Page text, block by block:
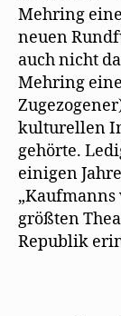
Mehring
neuen
auch nicht
Mehring
kulturellen
gehörte.
einigen
größten
Republik